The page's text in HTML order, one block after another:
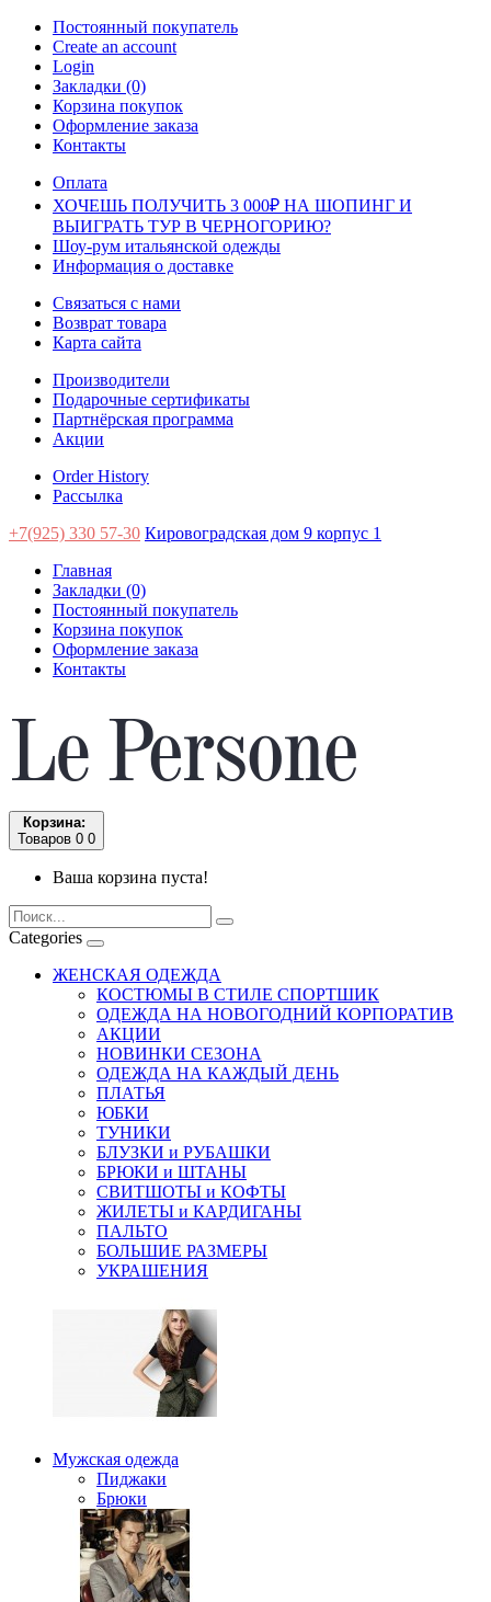
Постоянный покупатель
Create an account
Login
Закладки (0)
Корзина покупок
Оформление заказа
Контакты
Оплата
ХОЧЕШЬ ПОЛУЧИТЬ 3 000₽ НА ШОПИНГ И
ВЫИГРАТЬ ТУР В ЧЕРНОГОРИЮ?
Шоу-рум итальянской одежды
Информация о доставке
Связаться с нами
Возврат товара
Карта сайта
Производители
Подарочные сертификаты
Партнёрская программа
Акции
Order History
Рассылка
+7(925) 330 57-30 Кировоградская дом 9 корпус 1
Главная
Закладки (0)
Постоянный покупатель
Корзина покупок
Оформление заказа
Контакты
Корзина:
Товаров 0 0
Ваша корзина пуста!
Categories
ЖЕНСКАЯ ОДЕЖДА
КОСТЮМЫ В СТИЛЕ СПОРТШИК
ОДЕЖДА НА НОВОГОДНИЙ КОРПОРАТИВ
АКЦИИ
НОВИНКИ СЕЗОНА
ОДЕЖДА НА КАЖДЫЙ ДЕНЬ
ПЛАТЬЯ
ЮБКИ
ТУНИКИ
БЛУЗКИ и РУБАШКИ
БРЮКИ и ШТАНЫ
СВИТШОТЫ и КОФТЫ
ЖИЛЕТЫ и КАРДИГАНЫ
ПАЛЬТО
БОЛЬШИЕ РАЗМЕРЫ
УКРАШЕНИЯ
Мужская одежда
Пиджаки
Брюки